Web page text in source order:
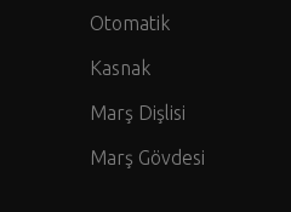
Otomatik
Kasnak
Marş Dişlisi
Marş Gövdesi